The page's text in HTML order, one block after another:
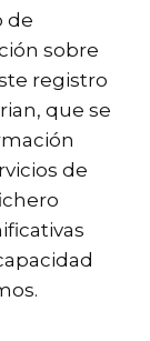
de
sobre
registro
que se
de